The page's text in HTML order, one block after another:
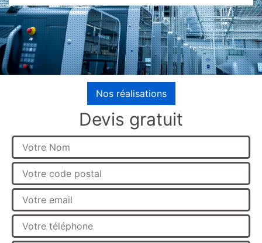
Nos réalisations
Devis gratuit